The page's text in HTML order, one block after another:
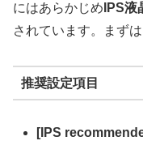
にはあらかじめ IPS
されています。まず
推奨設定項目
[IPS